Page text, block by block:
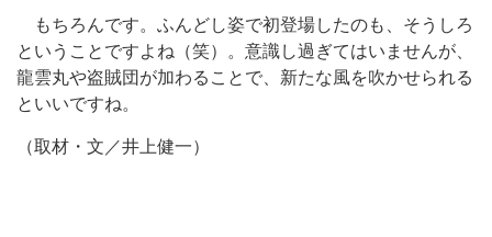
もちろんです。ふんどし姿で初登場したのも、そうしろ
ということですよね（笑）。意識し過ぎてはいませんが、
龍雲丸や盗賊団が加わることで、新たな風を吹かせられる
といいですね。
（取材・文／井上健一）